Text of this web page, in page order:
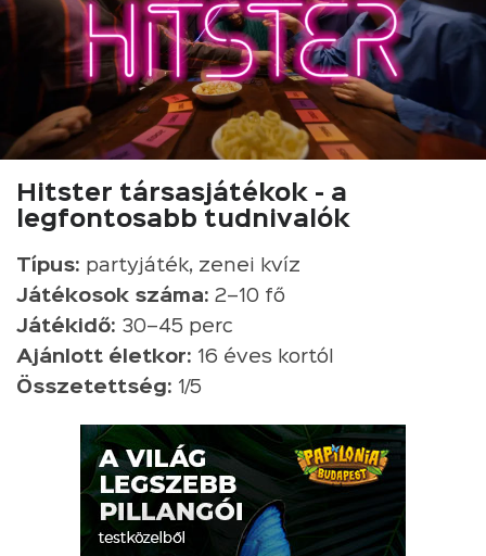
Hitster társasjátékok - a
legfontosabb tudnivalók
Típus: partyjáték, zenei kvíz
Játékosok száma: 2–10 fő
Játékidő: 30–45 perc
Ajánlott életkor: 16 éves kortól
Összetettség: 1/5